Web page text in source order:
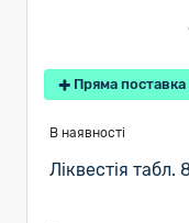
Пряма поставка
В наявності
Ліквестія